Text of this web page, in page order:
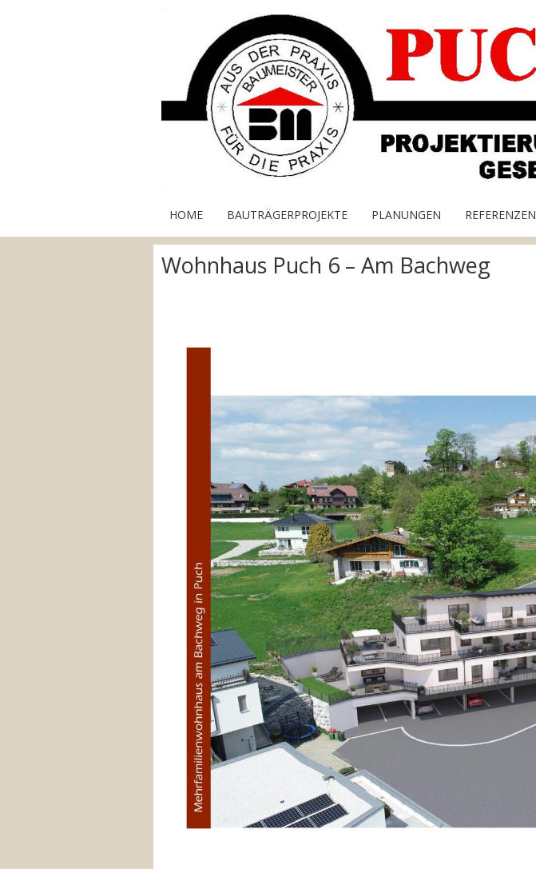
HOME BAUTRÄGERPROJEKTE PLANUNGEN REFERENZEN
Wohnhaus Puch 6 – Am Bachweg